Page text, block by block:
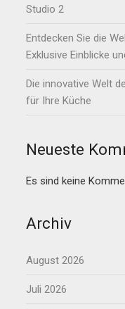
Studio 2
Entdecken Sie die
Exklusive Einblicke
Die innovative Welt
für Ihre Küche
Neueste
Es sind keine
Archiv
August 2026
Juli 2026